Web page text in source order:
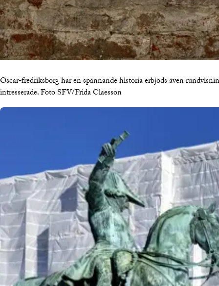
Oscar-fredriksborg har en spännande historia erbjöds även
intresserade. Foto SFV/Frida Claesson